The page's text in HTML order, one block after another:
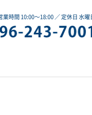
業時間 10:00～18:00 ／ 定休日 水曜